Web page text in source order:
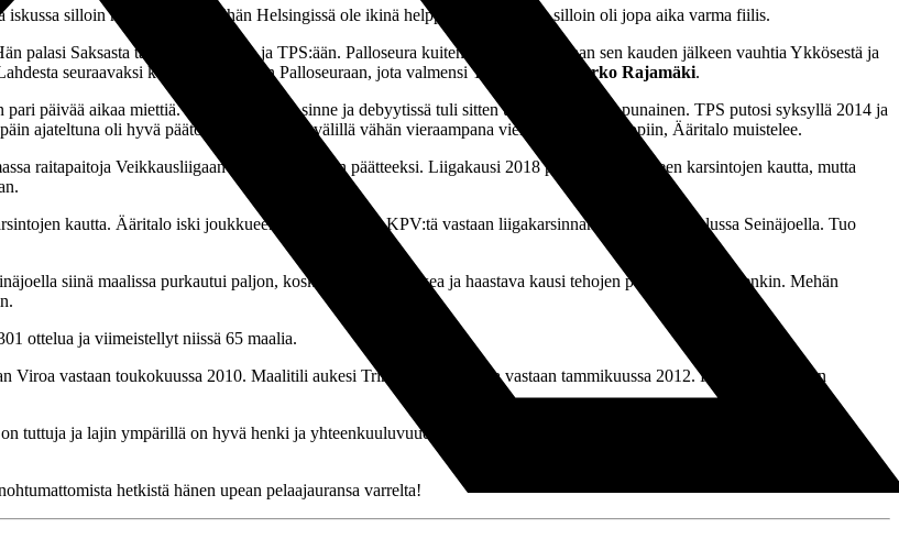
silloin myös liigassa. Eihän Helsingissä ole ikinä helppo voittaa, mutta silloin oli jopa aika varma fiilis.
Saksasta takaisin Suomeen ja TPS:ään. Palloseura kuitenkin lähti hakemaan sen kauden jälkeen vauhtia Ykkösestä ja
seuraavaksi kaudeksi Kuopion Palloseuraan, jota valmensi TPS:stä tuttu
Marko Rajamäki.
päivää aikaa miettiä. Tuli nopea lähtö sinne ja debyytissä tuli sitten uran ainoa suora punainen. TPS putosi syksyllä 2014 ja
ajateltuna oli hyvä päätös lähteä, mennä välillä vähän vieraampana vieraaseen pukukoppiin, Ääritalo muistelee.
raitapaitoja Veikkausliigaan Ykkösen kauden päätteeksi. Liigakausi 2018 päättyi putoamiseen karsintojen kautta, mutta
kautta. Ääritalo iski joukkueensa voittomaalin KPV:tä vastaan liigakarsinnan toisessa osaottelussa Seinäjoella. Tuo
siinä maalissa purkautui paljon, koska takana oli vaikea ja haastava kausi tehojen puolesta, ja muutenkin. Mehän
ottelua ja viimeistellyt niissä 65 maalia.
vastaan toukokuussa 2010. Maalitili aukesi Trinidad ja Tobagoa vastaan tammikuussa 2012. Poikien ja nuorten
tuttuja ja lajin ympärillä on hyvä henki ja yhteenkuuluvuuden tunne. Ja mitä TPS:ään tulee, niin kyllähän minulla täysin
hetkistä hänen upean pelaajauransa varrelta!